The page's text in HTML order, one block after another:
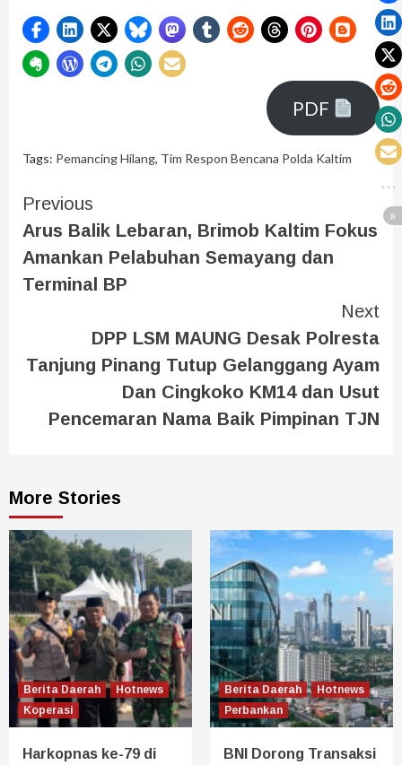
PDF
Tags: Pemancing Hilang, Tim Respon Bencana Polda Kaltim
Previous
Arus Balik Lebaran, Brimob Kaltim Fokus
Amankan Pelabuhan Semayang dan
Terminal BP
Next
DPP LSM MAUNG Desak Polresta
Tanjung Pinang Tutup Gelanggang Ayam
Dan Cingkoko KM14 dan Usut
Pencemaran Nama Baik Pimpinan TJN
More Stories
Berita Daerah
Hotnews
Koperasi
Harkopnas ke-79 di
Berita Daerah
Hotnews
Perbankan
BNI Dorong Transaksi